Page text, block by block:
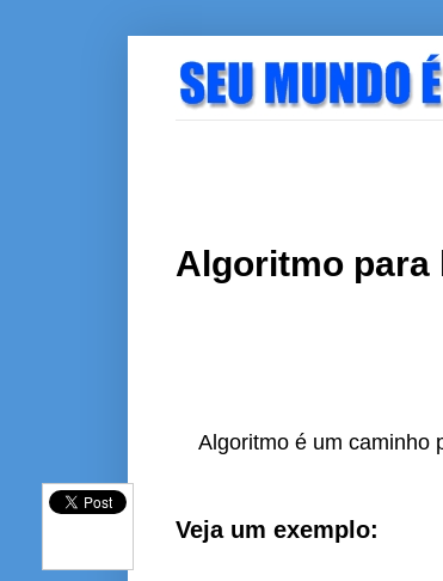
Algoritmo para
Algoritmo é um caminho
Veja um exemplo: